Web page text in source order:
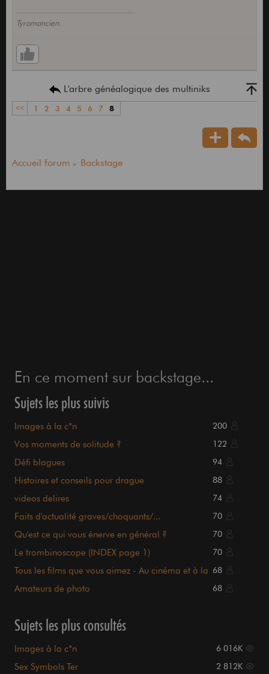
Tyromancien.
L'arbre généalogique des multiniks
<< 1 2 3 4 5 6 7 8
Accueil forum Backstage
En ce moment sur backstage...
Sujets les plus suivis
Images à la c*n 200
Vos moments de solitude ? 122
Défi blagues 94
Histoires et conseils pour drague 88
videos delires 74
Faits d'actualité graves/choquants/... 70
Qu'est ce qui vous énerve en général ? 70
Le trombinoscope (INDEX page 1) 70
Tous les films que vous aimez - Au cinéma et à la 68
Amateurs de photo 68
Sujets les plus consultés
Images à la c*n 6 016K
Sex Symbols Ter 2 812K